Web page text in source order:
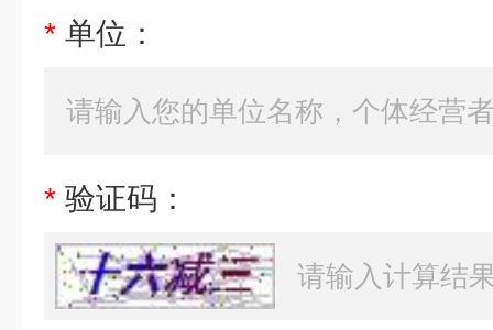
* 单位：
* 验证码：